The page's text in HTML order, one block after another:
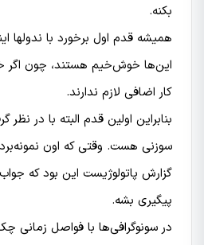
بکنه.
همیشه قدم اول برخورد با ندولها
این‌ها خوش‌خیم هستند، چون اگر
کار اضافی لازم ندارند.
بنابراین اولین قدم البته با در نظر
سوزنی هست. وقتی که اون
گزارش پاتولوژیست این بود که
پیگیری بشه.
در سونوگرافی‌ها با فواصل زمانی